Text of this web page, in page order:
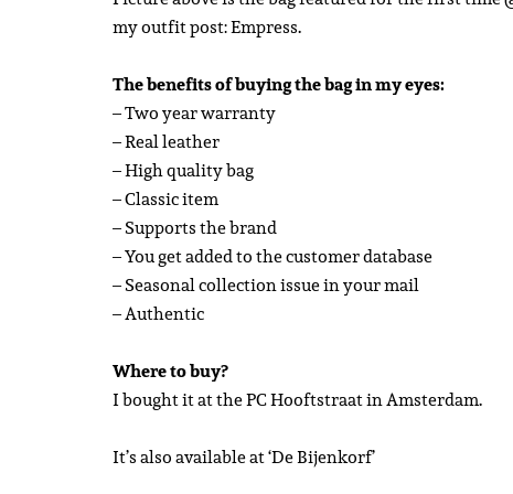
my outfit post: Empress.
The benefits of buying the bag in my eyes:
– Two year warranty
– Real leather
– High quality bag
– Classic item
– Supports the brand
– You get added to the customer database
– Seasonal collection issue in your mail
– Authentic
Where to buy?
I bought it at the PC Hooftstraat in Amsterdam.
It’s also available at ‘De Bijenkorf’